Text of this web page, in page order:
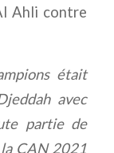
Ahli contre
était
avec
partie de
CAN 2021